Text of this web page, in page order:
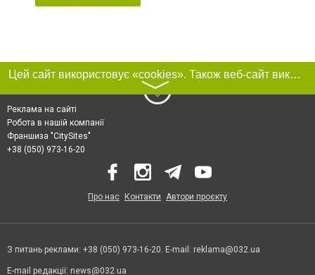
Цей сайт використовує «cookies». Також веб-сайт використовує інтернет-сервіс для збору технічних даних стосовно відвідувачів з метою отримання маркетингової та статистичної інформації. Умови обробки даних відвідувачів сайту див.
〉
Реклама на сайті
Робота в нашій компанії
Франшиза "CitySites"
+38 (050) 973-16-20
Про нас Контакти Автори проєкту
З питань реклами: +38 (050) 973-16-20. E-mail: reklama@032.ua
E-mail редакції: news@032.ua